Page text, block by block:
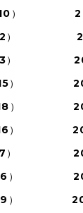
）
）
）
）